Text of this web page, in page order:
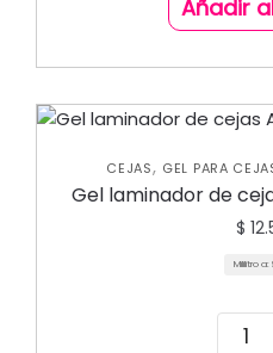
Añadir
CEJAS, GEL PARA
Gel laminador de
$
Mililitro a: